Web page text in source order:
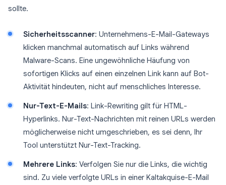
sollte.
Sicherheitsscanner: Unternehmens-E-Mail-Gateways
klicken manchmal automatisch auf Links während
Malware-Scans. Eine ungewöhnliche Häufung von
sofortigen Klicks auf einen einzelnen Link kann auf Bot-
Aktivität hindeuten, nicht auf menschliches Interesse.
Nur-Text-E-Mails: Link-Rewriting gilt für HTML-
Hyperlinks. Nur-Text-Nachrichten mit reinen URLs werden
möglicherweise nicht umgeschrieben, es sei denn, Ihr
Tool unterstützt Nur-Text-Tracking.
Mehrere Links: Verfolgen Sie nur die Links, die wichtig
sind. Zu viele verfolgte URLs in einer Kaltakquise-E-Mail